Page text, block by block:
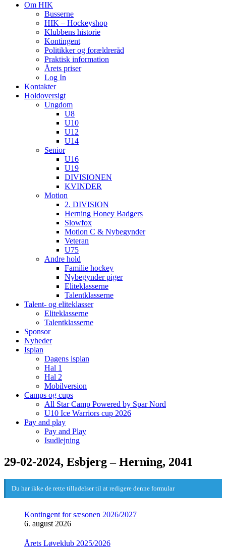
Om HIK
Busserne
HIK – Hockeyshop
Klubbens historie
Kontingent
Politikker og forældreråd
Praktisk information
Årets priser
Log In
Kontakter
Holdoversigt
Ungdom
U8
U10
U12
U14
Senior
U16
U19
DIVISIONEN
KVINDER
Motion
2. DIVISION
Herning Honey Badgers
Slowfox
Motion C & Nybegynder
Veteran
U75
Andre hold
Familie hockey
Nybegynder piger
Eliteklasserne
Talentklasserne
Talent- og eliteklasser
Eliteklasserne
Talentklasserne
Sponsor
Nyheder
Isplan
Dagens isplan
Hal 1
Hal 2
Mobilversion
Camps og cups
All Star Camp Powered by Spar Nord
U10 Ice Warriors cup 2026
Pay and play
Pay and Play
Isudlejning
29-02-2024, Esbjerg – Herning, 2041
Du har ikke de rette tilladelser til at redigere denne formular
Kontingent for sæsonen 2026/2027
6. august 2026
Årets Løveklub 2025/2026